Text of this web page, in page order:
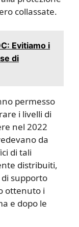
collassate.
Evitiamo i
di
permesso
i livelli di
nel 2022
da
di tali
distribuiti,
supporto
ottenuto i
e dopo le